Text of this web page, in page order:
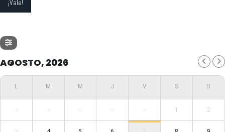
AGOSTO, 2026
- - - - - 1 2